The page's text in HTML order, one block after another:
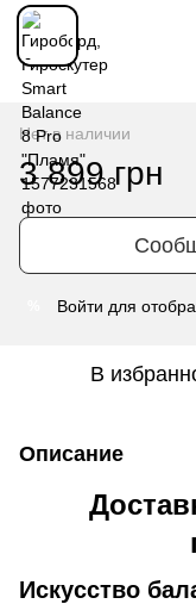
Нет в наличии
3 899 грн
Войти для
В
Описание
Искусство